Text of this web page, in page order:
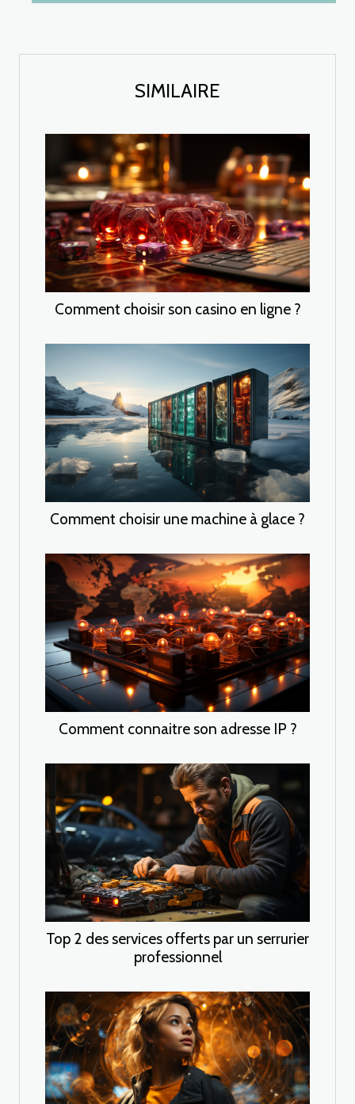
SIMILAIRE
Comment choisir son casino en ligne ?
Comment choisir une machine à glace ?
Comment connaitre son adresse IP ?
Top 2 des services offerts par un serrurier
professionnel